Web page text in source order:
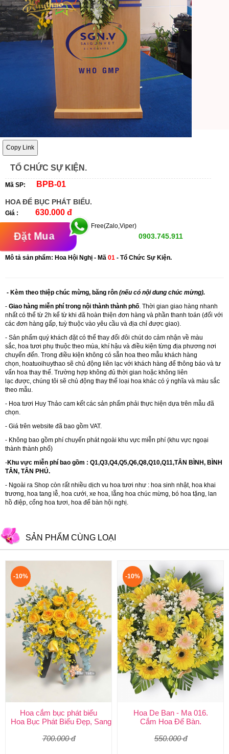
Copy Link
TỔ CHỨC SỰ KIỆN.
Mã SP: BPB-01
HOA ĐỂ BỤC PHÁT BIỂU.
Giá : 630.000 đ
Đặt Mua
Free(Zalo,Viper)
0903.745.911
Mô tả sản phẩm: Hoa Hội Nghị - Mã 01 - Tổ Chức Sự Kiện.
- Kèm theo thiệp chúc mừng, băng rôn (nếu có nội dung chúc mừng).
- Giao hàng miễn phí trong nội thành thành phố. Thời gian giao hàng nhanh
nhất có thể từ 2h kể từ khi đã hoàn thiện đơn hàng và phần thanh toán (đối với
các đơn hàng gấp, tuỳ thuộc vào yêu cầu và địa chỉ được giao).
- Sản phẩm quý khách đặt có thể thay đổi đôi chút do cảm nhận về màu
sắc, hoa tươi phụ thuộc theo mùa, khí hậu và điều kiện từng địa phương nơi
chuyển đến. Trong điều kiện không có sẵn hoa theo mẫu khách hàng
chọn, hoatuoihuythao sẽ chủ động liên lạc với khách hàng để thông báo và tư
vấn hoa thay thế. Trường hợp không đủ thời gian hoặc không liên
lạc được, chúng tôi sẽ chủ động thay thế loại hoa khác có ý nghĩa và màu sắc
theo mẫu.
- Hoa tươi Huy Thảo cam kết các sản phẩm phải thực hiện dựa trên mẫu đã
chọn.
- Giá trên website đã bao gồm VAT.
- Không bao gồm phí chuyển phát ngoài khu vực miễn phí (khu vực ngoại
thành thành phố)
-Khu vực miễn phí bao gồm : Q1,Q3,Q4,Q5,Q6,Q8,Q10,Q11,TÂN BÌNH, BÌNH
TÂN, TÂN PHÚ.
- Ngoài ra Shop còn rất nhiều dịch vu hoa tươi như : hoa sinh nhật, hoa khai
trương, hoa tang lễ, hoa cưới, xe hoa, lẵng hoa chúc mừng, bó hoa tặng, lan
hồ điệp, cổng hoa tươi, hoa để bàn hội nghị.
SẢN PHẨM CÙNG LOẠI
-10%
Hoa cắm bục phát biểu
Hoa Bục Phát Biểu Đẹp, Sang Trọng | Giao Nhanh TP.HCM –
700.000 đ
-10%
Hoa De Ban - Ma 016.
Cắm Hoa Để Bàn.
550.000 đ